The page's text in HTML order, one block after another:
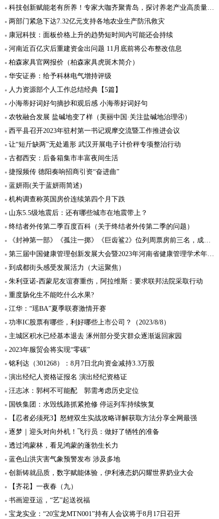
科技创新赋能老有所养！专家大咖齐聚青岛，探讨养老产业高质量发展“突破口”
两部门紧急下达7.32亿元支持各地农业生产防汛救灾
康冠科技：面板价格上升的趋势短时间内可能还会持续
河南近百亿灾后重建资金出问题 11月底前将公布整改信息
柏森家具官网报价（柏森家具虎斑木简介）
华安证券：给予科林电气增持评级
人力资源部个人工作总结经典【5篇】
小海蒂好词好句摘抄和观后感 小海蒂好词好句
农牧融合发展 盐碱地变了样（美丽中国·关注盐碱地治理④）
西平县召开2023年驻村第一书记观摩交流暨工作推进会议
让“短斤缺两”无处遁形 武汉开展电子计价秤专项整治行动
古都西安：后备箱集市丰富夜间生活
捷报频传 德阳奏响招商引资“奋进曲”
蓝妍雨(关于蓝妍雨简述)
机构调查称英国房价连续第四个月下跌
山东5.5级地震后：还有哪些城市在地震带上？
终结者外传第二季百度百科（关于终结者外传第二季的问题）
《封神第一部》《孤注一掷》《巨齿鲨2》位列周票房前三名，成绩不俗
第三届中国健康管理创新发展大会暨2023年河南省健康管理学术年会在郑召开
到成都街头感受发展活力（大运聚焦）
朱利亚诺-西蒙尼友谊赛重伤，阿拉维斯：要求联邦法院采取行动
重度肠化生不能吃什么水果?
江华：“瑶BA”夏季联赛激情开赛
功率IC股票有哪些，利好哪些上市公司？（2023/8/8）
主城区积水已经基本退去 涿州部分受灾群众逐渐返回家园
2023年服贸会将实现“零碳”
铭利达（301268）：8月7日北向资金减持3.3万股
演出经纪人资格证报名 演出经纪资格证
汪志冰：郭柯不可能配 郭需考虑历史定位
国铁集团：水毁线路抓紧抢修 停运列车持续恢复
【忍者必须死3】怒鲤双生实战攻略详解获取方法分享全网最强
逐梦｜迎头对向外机！飞行员：做好了牺牲的准备
透过鸿蒙林，看见鸿蒙的蓬勃生长力
蓝色山洪灾害气象预警发布 涉及多地
创新铸就品质，数字赋能体验，伊利液态奶闪耀世界奶业大会
【齐花】一夜春（九）
书画迎亚运，“艺”起送祝福
宝龙实业：“20宝龙MTN001”持有人会议将于8月17日召开